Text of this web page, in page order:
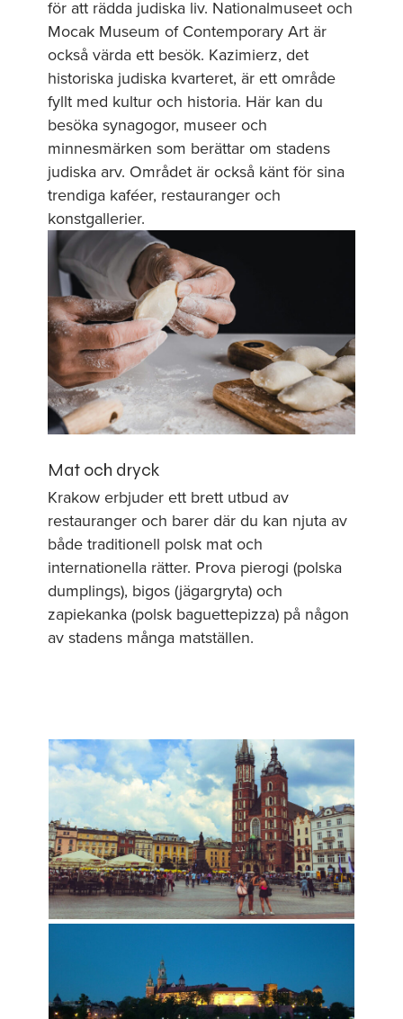
för att rädda judiska liv. Nationalmuseet och
Mocak Museum of Contemporary Art är
också värda ett besök. Kazimierz, det
historiska judiska kvarteret, är ett område
fyllt med kultur och historia. Här kan du
besöka synagogor, museer och
minnesmärken som berättar om stadens
judiska arv. Området är också känt för sina
trendiga kaféer, restauranger och
konstgallerier.
Mat och dryck
Krakow erbjuder ett brett utbud av
restauranger och barer där du kan njuta av
både traditionell polsk mat och
internationella rätter. Prova pierogi (polska
dumplings), bigos (jägargryta) och
zapiekanka (polsk baguettepizza) på någon
av stadens många matställen.